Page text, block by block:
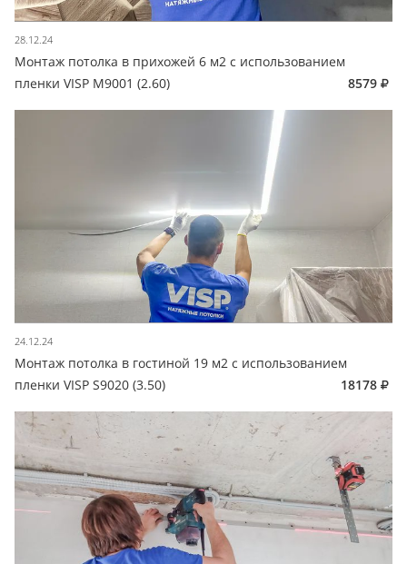
28.12.24
Монтаж потолка в прихожей 6 м2 с использованием
пленки VISP M9001 (2.60)
8579
24.12.24
Монтаж потолка в гостиной 19 м2 с использованием
пленки VISP S9020 (3.50)
18178